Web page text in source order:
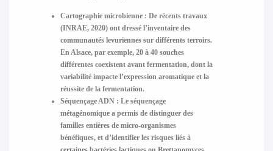
Cartographie microbienne : De récents travaux
(INRAE, 2020) ont dressé l’inventaire des
communautés levuriennes sur différents terroirs.
En Alsace, par exemple, 20 à 40 souches
différentes coexistentavant fermentation, dont la
variabilité impacte l’expression aromatique et la
réussite de la fermentation.
Séquençage ADN : Le séquençage
métagénomique a permis de distinguer des
familles entières de micro-organismes
bénéfiques, et d’identifier les risques liés à